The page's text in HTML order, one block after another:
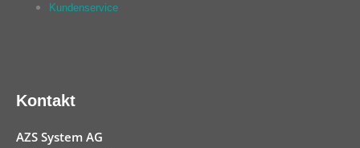
Kundenservice
Kontakt
AZS System AG